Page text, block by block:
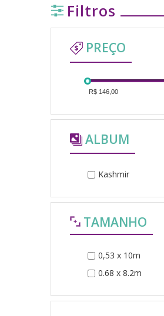
Filtros
PREÇO
R$ 146,00
ALBUM
Kashmir
TAMANHO
0,53 x 10m
0.68 x 8.2m